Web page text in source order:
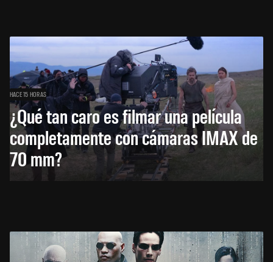
HACE 15 HORAS
¿Qué tan caro es filmar una película
completamente con cámaras IMAX de
70 mm?